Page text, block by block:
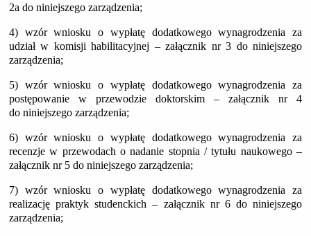
2a do niniejszego zarządzenia;
4) wzór wniosku o wypłatę dodatkowego wynagrodzenia za
udział w komisji habilitacyjnej – załącznik nr 3 do niniejszego
zarządzenia;
5) wzór wniosku o wypłatę dodatkowego wynagrodzenia za
postępowanie w przewodzie doktorskim – załącznik nr 4
do niniejszego zarządzenia;
6) wzór wniosku o wypłatę dodatkowego wynagrodzenia za
recenzje w przewodach o nadanie stopnia / tytułu naukowego –
załącznik nr 5 do niniejszego zarządzenia;
7) wzór wniosku o wypłatę dodatkowego wynagrodzenia za
realizację praktyk studenckich – załącznik nr 6 do niniejszego
zarządzenia;